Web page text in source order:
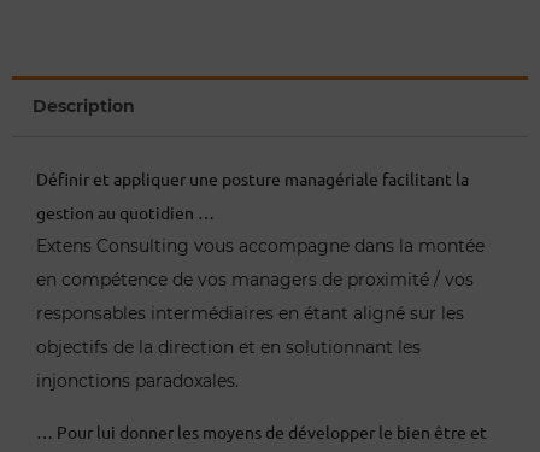
Description
Définir et appliquer une posture managériale facilitant la
gestion au quotidien …
Extens Consulting vous accompagne dans la montée
en compétence de vos managers de proximité / vos
responsables intermédiaires en étant aligné sur les
objectifs de la direction et en solutionnant les
injonctions paradoxales.
… Pour lui donner les moyens de développer le bien être et